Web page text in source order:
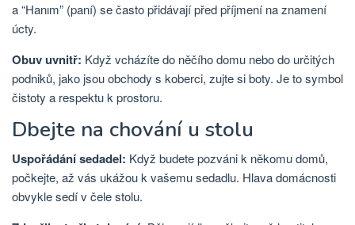
a “Hanım” (paní) se často přidávají před příjmení na znamení
úcty.
Obuv uvnitř: Když vcházíte do něčího domu nebo do určitých
podniků, jako jsou obchody s koberci, zujte si boty. Je to symbol
čistoty a respektu k prostoru.
Dbejte na chování u stolu
Uspořádání sedadel: Když budete pozváni k někomu domů,
počkejte, až vás ukážou k vašemu sedadlu. Hlava domácnosti
obvykle sedí v čele stolu.